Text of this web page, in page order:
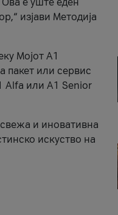
изјави Методија
Мојот А1
пакет или сервис
Alfa или A1 Senior
и иновативна
искуство на